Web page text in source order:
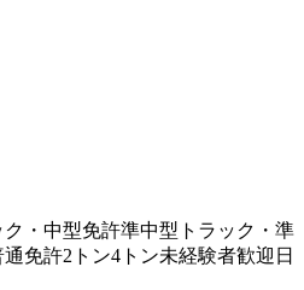
・中型免許準中型トラック・準
通免許2トン4トン未経験者歓迎 日